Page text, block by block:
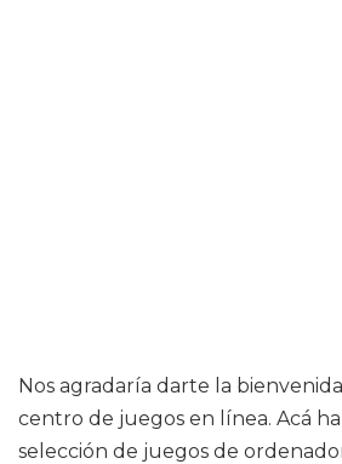
Nos agradaría darte la
centro de juegos en línea. Acá
selección de juegos de